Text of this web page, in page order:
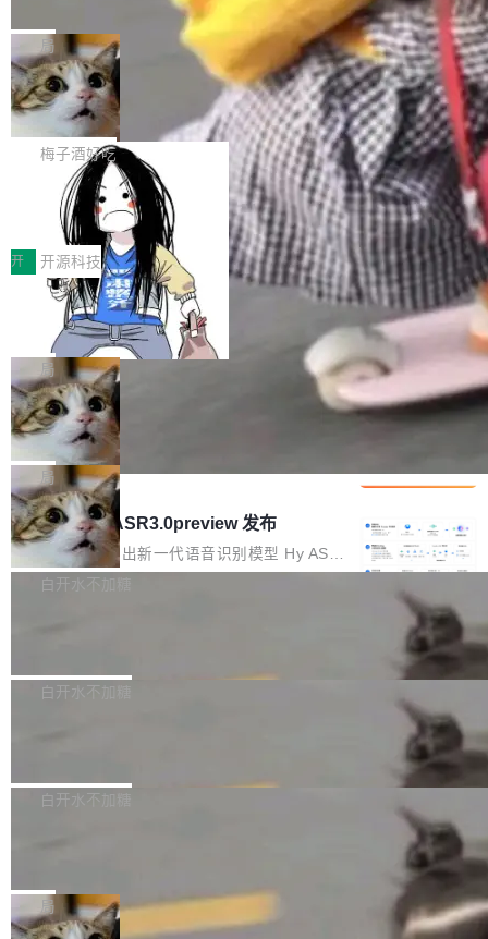
级应用，企业在规模化落地过程中，对安全性、
可控性和代码质量提出了更高要求。 首先是数据
安全与合规要求。对于大多数普通研发场景，公
有云模型能够满足快速试用和效率提升的需求。
但对于金融、能源、医疗等对数据安全要求较...
AI算力网关（AI创新平台）成功入选！ 随着各行
各业的Agent走向规模化建设，算力构成形态逐
渐丰富，用户关注的重点也在发生变化：不只是
让AI用起来，还要进一步看清混合算力时代下，
Token花在哪里、算力是否被充分利用，以及持
续增长的AI成本该如何优化。 深信服AI算力网关
正是围绕这些实际问题，从Token治理和成本治
理两个方面，让用户的每一份算力都看得清、管
得住、用得稳、省得下、更安全！ 一、从现在开
始，Token使用一目...
束，一个实验室的开始
Google 员工编号 20。MapReduce 作者之一。
Bigtable 作者之一。TensorFlow 的作者之一。
Gemini 的架构师。Google 首席科学家。 Jeff D
ean 在 Google 工作了 27 年后，宣布离职。 他
不是一个人走。一同离开的还有 Sanjay Ghema
wat（Google 员工编号 23，Jeff Dean 二十多
年的编程搭档，MapReduce 和 Bigtable 的共同
作者）、Quoc Le（Google 大脑核心成员，Se
q2Seq 和 DocAI 的共同发明人）以及 Oriol Vin
yals（Gemini 联合负责人，AlphaSta...
局
🔥 SolonCode v2026.8.4 发布：界面
字体可调、22 种语言、记忆搜索增强
打开终端就能上岗的全中文编码智能体，这一轮
把「看得清、用母语、记得住」三件事一次补
齐。 SolonCode 是什么 SolonCode 是杭州无
耳科技研发的企业级终端编码智能体——一位全
中文驱动的数字员工，自主理解需求、规划步
骤、编写代码。不挑模型、不挑平台，curl 一行
装完即用。 开源地址：Gitee · GitCode · GitHu
b 安装 支持 Java 8+（8~26）、macOS / Linu
x / Windows / Harmony PC。 # macOS / Linu
x / Harmony PC curl -fsSL https://solon.noea
r.org/solon...
梅子酒好吃
让“代码语义理解”深度释放AI Coding
价值潜能：华为云码道（CodeArts）
代码仓技术解析
一、代码仓深度理解技术的作用与价值 在软件工
程实践中，代码仓是企业核心知识资产的主要载
体。企业级代码仓库通常包含数十万乃至数百万
个文件，其规模远超单次模型调用可承载的上下
文窗口。随着项目规模的持续扩张与代码历史的
不断累积，代码仓中的模块关系、接口契约、业
务逻辑等关键信息往往分散于数十乃至数百个文
件之中，形成高度复杂的知识关联网络。传统的
代码检索手段（如关键词匹配、目录遍历）仅能
在语法层面完成文本定位，难以触及代码的语义
内涵与结构关联，导致开发者使用代码智能体在
理解大规模代码仓时面临显著"代码仓理解"瓶
颈。 代码仓深度理解服务（以下简称" CodeBas
e深度理解服务"）是华为云码道（CodeA...
开 开源科技
一条“删库”命令跑 17 小时，算法工程
师删光 89TB 数据只为干私活
最高人民检察院8月4日公布了一起案件：北京一
名90后算法工程师王某，为了给自己接的私活腾
服务器空间，删光了公司AI游戏部门的全部核心
数据。 王某2024年1月入职东城区某科技公司AI
短剧部门，有互联网大厂背景。在公司内部架构
调整期间，部门三次通知全员将数据从A集群迁
移到B集群，王某都回复了"收到"。 他没有迁移
数据。2024年9月3日下午4点，他使用此前登录
的账号密码进入A集群，输入了一条被程序员圈
称为"删库跑路"的命令——最高管理员权限、无
自研的多个文生3D和...
局
Cloudflare 分享推理优化实践：KV ca
che 量化 + 权重压缩，吞吐量提升 4
1%，成本降 30%
Kimi 和 GLM 是当前最强的大模型系列之一，但
它们有一个共同的问题：太吃显存了。月之暗面
的 Kimi K 系列和智谱的 GLM 都是长上下文、M
oE 架构的大模型，好用到让人上瘾，但 GPU 显
存永远不够用。 Cloudflare 的 Workers AI 团队
一直在跑这些模型的推理。他们在官方博客上发
整性保护。效果是：吞吐量提升 41%，每 token
局
腾讯混元 Hy ASR3.0preview 发布
腾讯混元正式推出新一代语音识别模型 Hy ASR
3.0preview。基于最新一代大语言模型 Hy3 的
让语音识别不再只是听清，而是真正听懂。通过
w 不要求标准普通话，方言识别覆盖粤语、吴语
白开水不加糖
新和少量网页兼容性修复版本。 Changes/fixe
容提供的字体时出现的几个问题 为避免音频加
质的最低采样率）的音频格式将被拒绝 修复了 C
SS 圆角虚线样式中可能存在的问题 如果表单中
白开水不加糖
发布的 Release Notes，他利用 AI 工具（如 Co
最强的若干项。对于尚未正式发版的 PG 19，则
通过拉取过去一年内（从 PG 18 Beta1 时间点
白开水不加糖
维护工作一直与我的日常工作、家务、社交生活
和休闲娱乐竞争时间。" 这是 libexpat 维护者 S
局